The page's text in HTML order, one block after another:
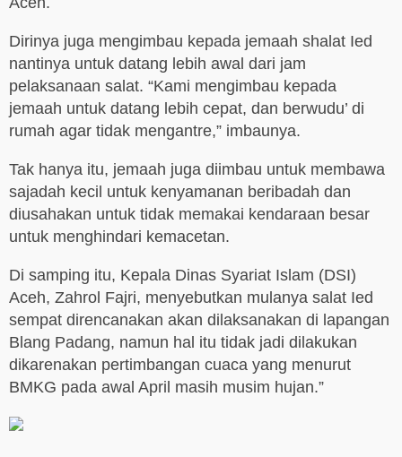
Dirinya juga mengimbau kepada jemaah shalat Ied
nantinya untuk datang lebih awal dari jam
pelaksanaan salat. “Kami mengimbau kepada
jemaah untuk datang lebih cepat, dan berwudu’ di
rumah agar tidak mengantre,” imbaunya.
Tak hanya itu, jemaah juga diimbau untuk membawa
sajadah kecil untuk kenyamanan beribadah dan
diusahakan untuk tidak memakai kendaraan besar
untuk menghindari kemacetan.
Di samping itu, Kepala Dinas Syariat Islam (DSI)
Aceh, Zahrol Fajri, menyebutkan mulanya salat Ied
sempat direncanakan akan dilaksanakan di lapangan
Blang Padang, namun hal itu tidak jadi dilakukan
dikarenakan pertimbangan cuaca yang menurut
BMKG pada awal April masih musim hujan.”